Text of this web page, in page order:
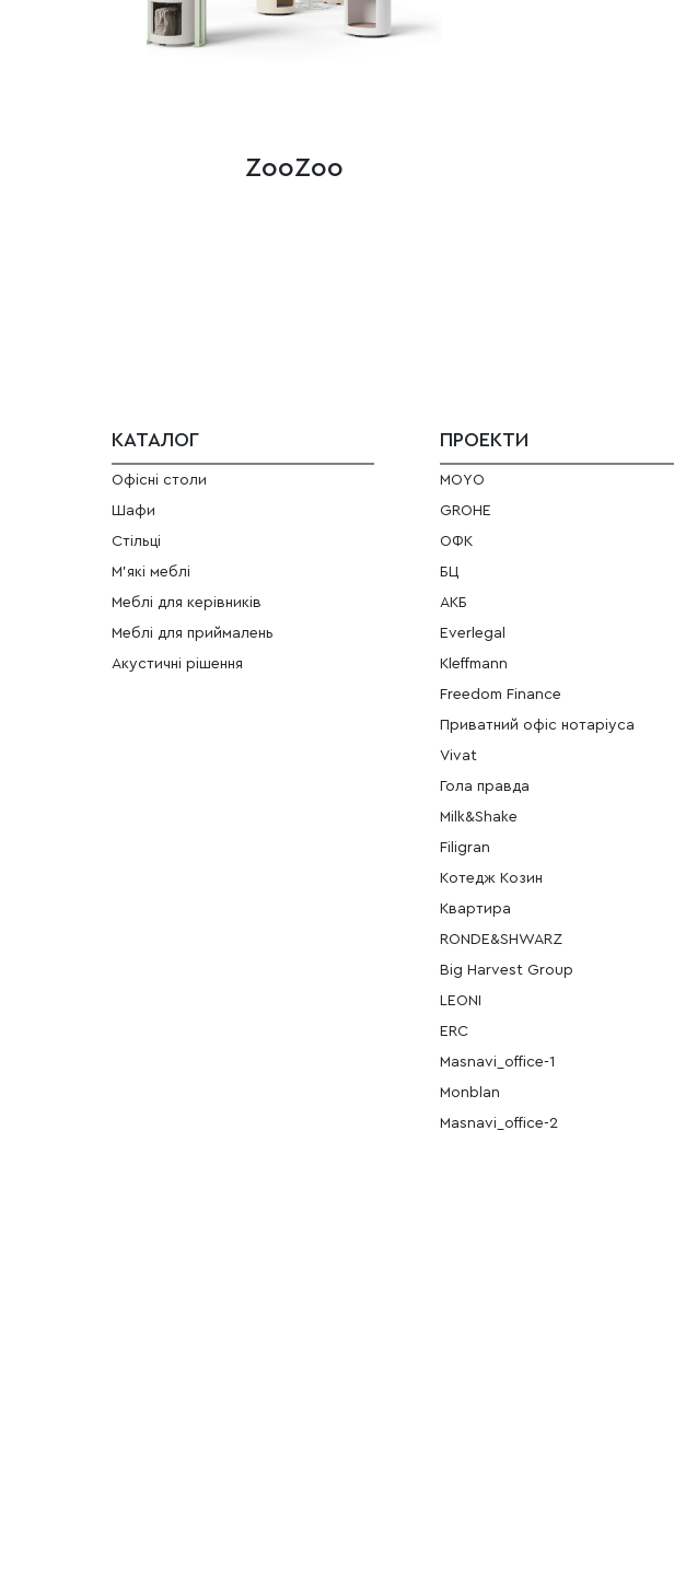
ZooZoo
КАТАЛОГ
Офісні столи
Шафи
Стільці
М'які меблі
Меблі для керівників
Меблі для приймалень
Акустичні рішення
ПРОЕКТИ
MOYO
GROHE
ОФК
БЦ
АКБ
Everlegal
Kleffmann
Freedom Finance
Приватний офіс нотаріуса
Vivat
Гола правда
Milk&Shake
Filigran
Котедж Козин
Квартира
RONDE&SHWARZ
Big Harvest Group
LEONI
ERC
Masnavi_office-1
Monblan
Masnavi_office-2